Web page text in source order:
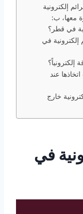
إلكترونية
معها، ب:
في قطر؟
في
عند
خارج
في